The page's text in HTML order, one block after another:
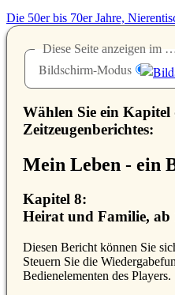
Die 50er bis 70er Jahre,
Diese Seite anzeigen im
Bildschirm-Modus
Wählen Sie ein Kapitel
Zeitzeugenberichtes:
Mein Leben - ein
Kapitel 8:
Heirat und Familie, ab
Diesen Bericht können Sie
Steuern Sie die
Bedienelementen des Players.